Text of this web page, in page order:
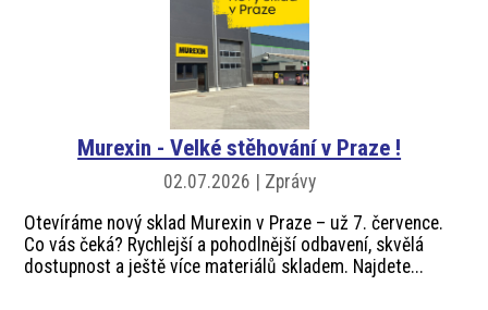
Murexin - Velké stěhování v Praze !
02.07.2026 | Zprávy
Otevíráme nový sklad Murexin v Praze – už 7. července.
Co vás čeká? Rychlejší a pohodlnější odbavení, skvělá
dostupnost a ještě více materiálů skladem. Najdete...